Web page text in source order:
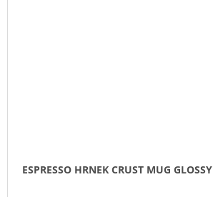
ESPRESSO HRNEK CRUST MUG GLOSSY